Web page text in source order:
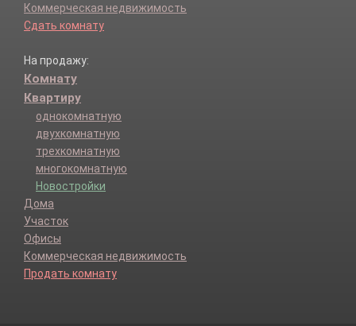
Коммерческая недвижимость
Сдать комнату
На продажу:
Комнату
Квартиру
однокомнатную
двухкомнатную
трехкомнатную
многокомнатную
Новостройки
Дома
Участок
Офисы
Коммерческая недвижимость
Продать комнату